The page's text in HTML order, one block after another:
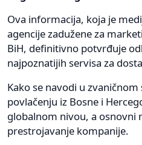
Ova informacija, koja je
agencije zadužene za
BiH, definitivno potvrđuje
najpoznatijih servisa za
Kako se navodi u
povlačenju iz Bosne i
globalnom nivou, a osnovni
prestrojavanje kompanije.